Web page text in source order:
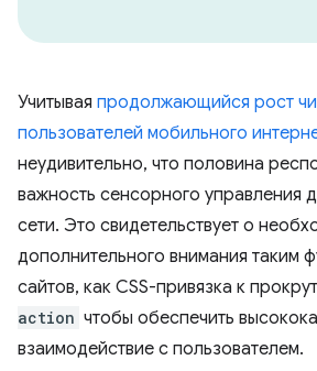
Учитывая продолжающийся рост
пользователей мобильного
неудивительно, что половина
важность сенсорного управления
сети. Это свидетельствует о
дополнительного внимания таким
сайтов, как CSS-привязка к
action чтобы обеспечить
взаимодействие с пользователем.